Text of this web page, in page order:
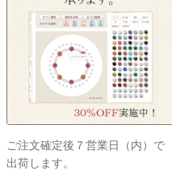
ご注文確定後７営業日（内）で
出荷します。